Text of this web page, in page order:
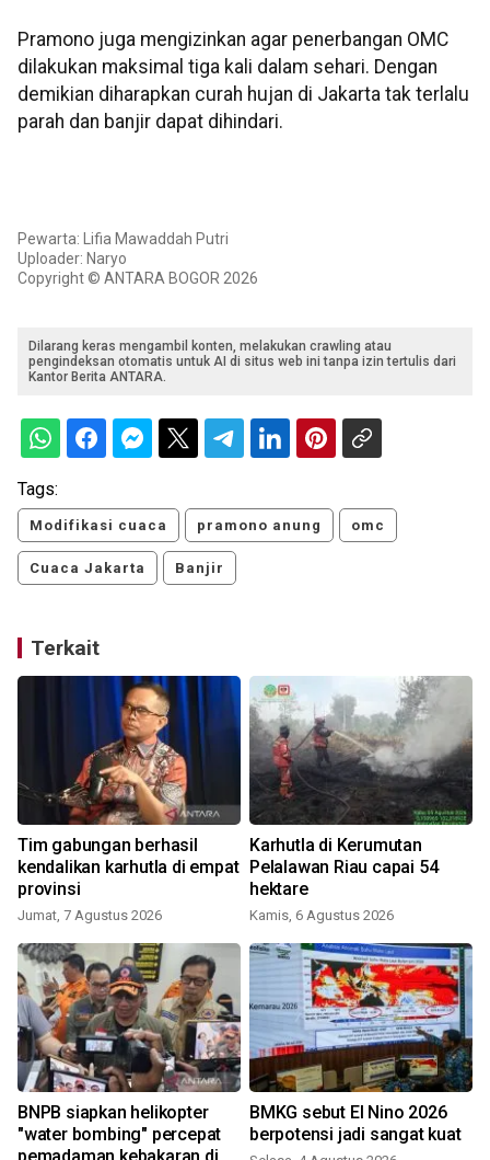
Pramono juga mengizinkan agar penerbangan OMC
dilakukan maksimal tiga kali dalam sehari. Dengan
demikian diharapkan curah hujan di Jakarta tak terlalu
parah dan banjir dapat dihindari.
Pewarta: Lifia Mawaddah Putri
Uploader: Naryo
Copyright © ANTARA BOGOR 2026
Dilarang keras mengambil konten, melakukan crawling atau
pengindeksan otomatis untuk AI di situs web ini tanpa izin tertulis dari
Kantor Berita ANTARA.
Tags:
Modifikasi cuaca pramono anung omc
Cuaca Jakarta Banjir
Terkait
Tim gabungan berhasil
kendalikan karhutla di empat
provinsi
Jumat, 7 Agustus 2026
Karhutla di Kerumutan
Pelalawan Riau capai 54
hektare
Kamis, 6 Agustus 2026
BNPB siapkan helikopter
"water bombing" percepat
BMKG sebut El Nino 2026
berpotensi jadi sangat kuat